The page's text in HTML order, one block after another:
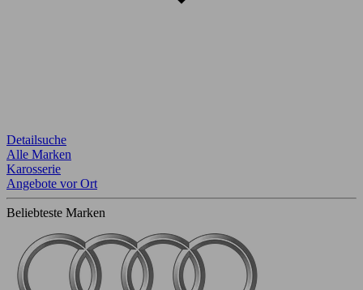
Detailsuche
Alle Marken
Karosserie
Angebote vor Ort
Beliebteste Marken